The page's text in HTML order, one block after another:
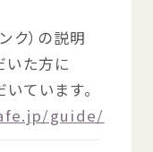
ク）の説明
いた方に
ています。
guide/